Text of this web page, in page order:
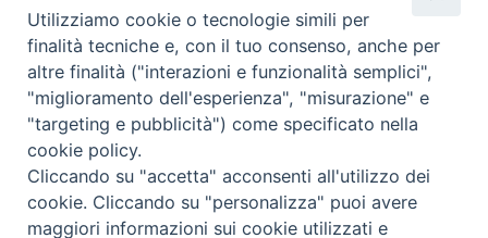
Utilizziamo cookie o tecnologie simili per
finalità tecniche e, con il tuo consenso, anche per
altre finalità ("interazioni e funzionalità semplici",
"miglioramento dell'esperienza", "misurazione" e
"targeting e pubblicità") come specificato nella
cookie policy.
Cliccando su "accetta" acconsenti all'utilizzo dei
cookie. Cliccando su "personalizza" puoi avere
maggiori informazioni sui cookie utilizzati e